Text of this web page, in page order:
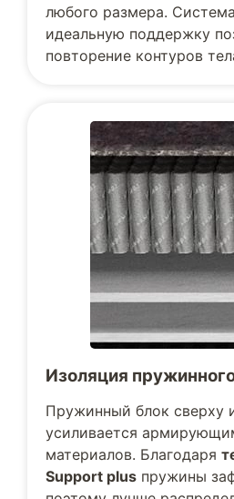
любого размера.
идеальную поддержку
повторение контуров
Изоляция
Пружинный блок сверху
усиливается
материалов. Благодаря
Support plus пружины